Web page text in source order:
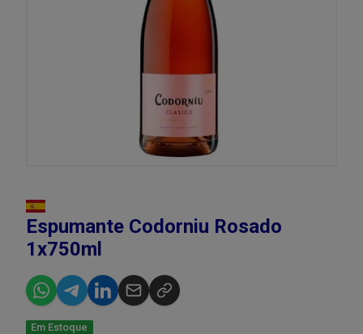
Espumante Codorniu Rosado
1x750ml
Em Estoque